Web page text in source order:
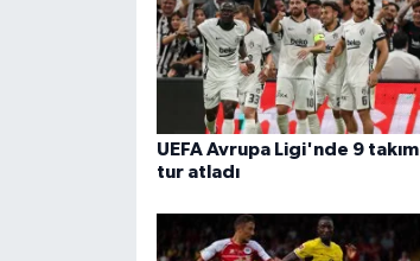
UEFA Avrupa Ligi'nde 9 takım
tur atladı